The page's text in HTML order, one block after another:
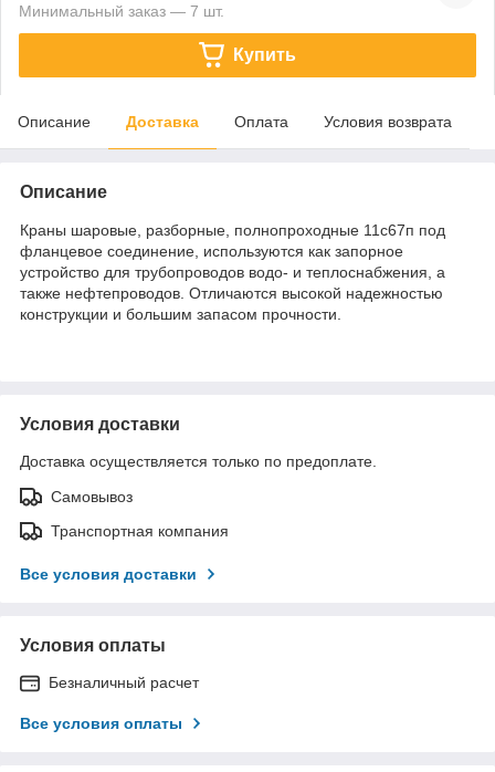
Минимальный заказ — 7 шт.
Купить
Описание Доставка Оплата Условия возврата
Описание
Краны шаровые, разборные, полнопроходные 11с67п под
фланцевое соединение, используются как запорное
устройство для трубопроводов водо- и теплоснабжения, а
также нефтепроводов. Отличаются высокой надежностью
конструкции и большим запасом прочности.
Условия доставки
Доставка осуществляется только по предоплате.
Самовывоз
Транспортная компания
Все условия доставки
Условия оплаты
Безналичный расчет
Все условия оплаты